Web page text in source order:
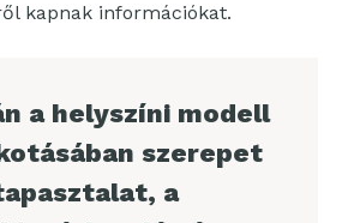
kapnak információkat.
a helyszíni modell
szerepet
a